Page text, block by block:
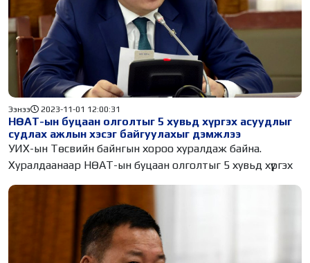
НӨАТ-ын буцаан олголтыг 5 хувьд хүргэх асуудлыг
судлах ажлын хэсэг байгуулахыг дэмжлээ
Ээнээ 2023-11-01 12:00:31
УИХ-ын Төсвийн байнгын хороо хуралдаж байна.
Хуралдаанаар НӨАТ-ын буцаан олголтыг 5 хувьд хүргэх